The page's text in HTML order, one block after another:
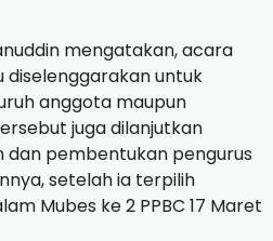
mengatakan, acara
diselenggarakan untuk
anggota maupun
juga dilanjutkan
pembentukan pengurus
setelah ia terpilih
Mubes ke 2 PPBC 17 Maret